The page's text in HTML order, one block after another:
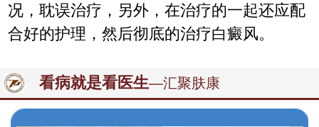
况，耽误治疗，另外，在治疗的一起还应配
合好的护理，然后彻底的治疗白癜风。
看病就是看医生—汇聚肤康